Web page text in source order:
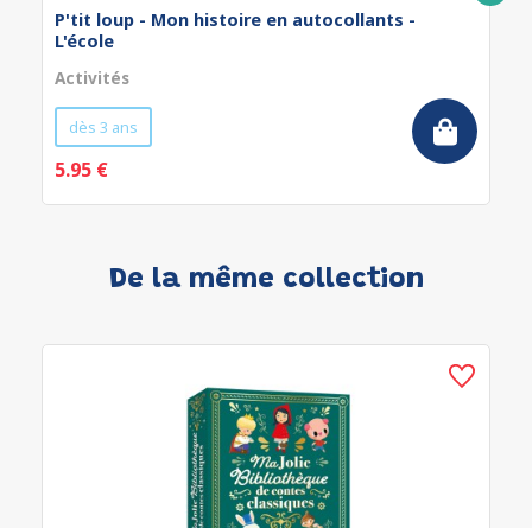
P'tit loup - Mon histoire en autocollants -
L'école
Activités
dès 3 ans
5.95 €
De la même collection